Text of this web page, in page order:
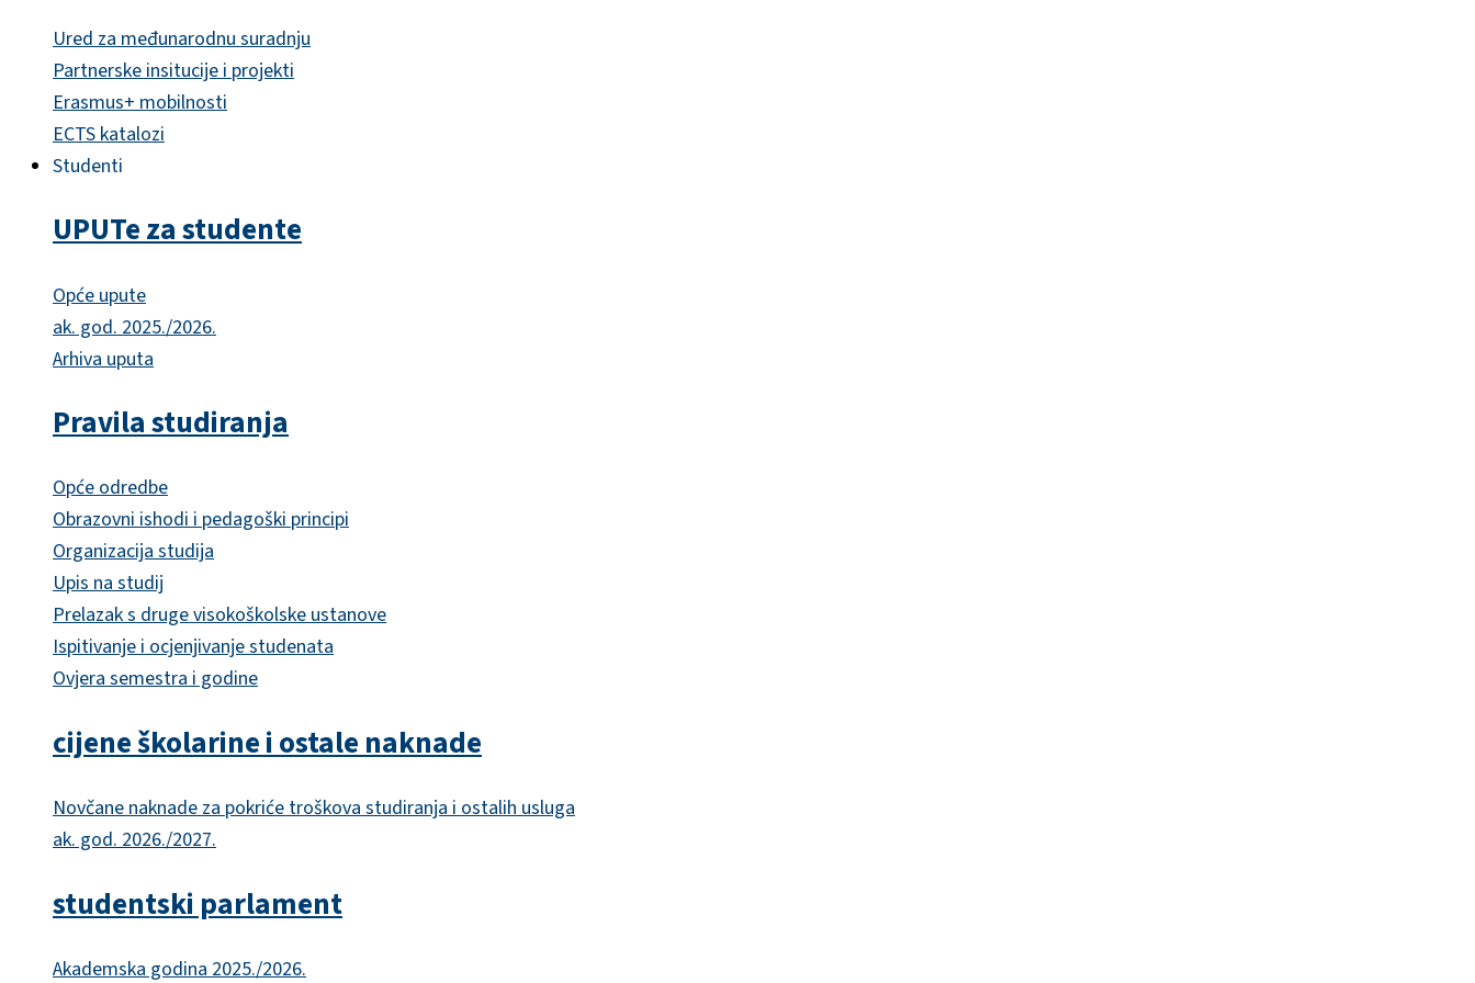
Ured za međunarodnu suradnju
Partnerske insitucije i projekti
Erasmus+ mobilnosti
ECTS katalozi
Studenti
UPUTe za studente
Opće upute
ak. god. 2025./2026.
Arhiva uputa
Pravila studiranja
Opće odredbe
Obrazovni ishodi i pedagoški principi
Organizacija studija
Upis na studij
Prelazak s druge visokoškolske ustanove
Ispitivanje i ocjenjivanje studenata
Ovjera semestra i godine
cijene školarine i ostale naknade
Novčane naknade za pokriće troškova studiranja i ostalih usluga
ak. god. 2026./2027.
studentski parlament
Akademska godina 2025./2026.